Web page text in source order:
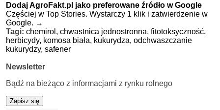
Dodaj AgroFakt.pl jako preferowane źródło w Google
Częściej w Top Stories. Wystarczy 1 klik i zatwierdzenie w
Google. →
Tagi: chemirol, chwastnica jednostronna, fitotoksyczność,
herbicydy, komosa biała, kukurydza, odchwaszczanie
kukurydzy, safener
Newsletter
Bądź na bieżąco z informacjami z rynku rolnego
Zapisz się